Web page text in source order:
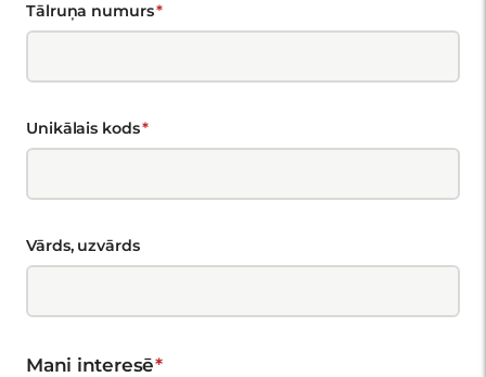
Tālruņa numurs
Unikālais kods
Vārds, uzvārds
Mani interesē